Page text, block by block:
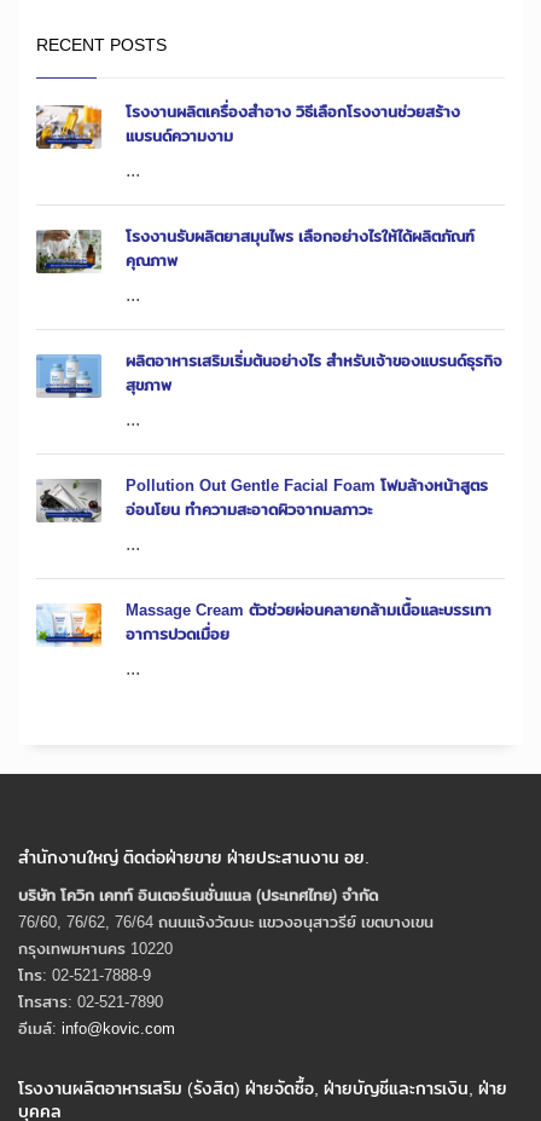
RECENT POSTS
โรงงานผลิตเครื่องสำอาง วิธีเลือกโรงงานช่วยสร้าง
แบรนด์ความงาม
...
โรงงานรับผลิตยาสมุนไพร เลือกอย่างไรให้ได้ผลิตภัณฑ์
คุณภาพ
...
ผลิตอาหารเสริมเริ่มต้นอย่างไร สำหรับเจ้าของแบรนด์ธุรกิจ
สุขภาพ
...
Pollution Out Gentle Facial Foam โฟมล้างหน้าสูตร
อ่อนโยน ทำความสะอาดผิวจากมลภาวะ
...
Massage Cream ตัวช่วยผ่อนคลายกล้ามเนื้อและบรรเทา
อาการปวดเมื่อย
...
สำนักงานใหญ่ ติดต่อฝ่ายขาย ฝ่ายประสานงาน อย.
บริษัท โควิก เคทท์ อินเตอร์เนชั่นแนล (ประเทศไทย) จํากัด
76/60, 76/62, 76/64 ถนนแจ้งวัฒนะ แขวงอนุสาวรีย์ เขตบางเขน
กรุงเทพมหานคร 10220
โทร: 02-521-7888-9
โทรสาร: 02-521-7890
อีเมล์: info@kovic.com
โรงงานผลิตอาหารเสริม (รังสิต) ฝ่ายจัดซื้อ, ฝ่ายบัญชีและการเงิน, ฝ่าย
บุคคล